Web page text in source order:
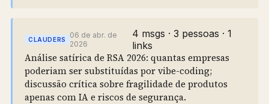
CLAUDERS
06 de abr. de
2026
4 msgs · 3 pessoas · 1
links
Análise satírica de RSA 2026: quantas empresas
poderiam ser substituídas por vibe-coding;
discussão crítica sobre fragilidade de produtos
apenas com IA e riscos de segurança.